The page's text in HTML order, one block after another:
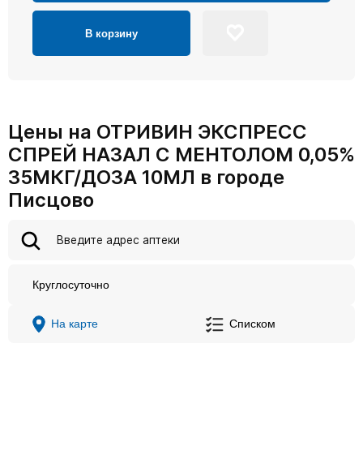
В корзину
Цены на ОТРИВИН ЭКСПРЕСС
СПРЕЙ НАЗАЛ С МЕНТОЛОМ 0,05%
35МКГ/ДОЗА 10МЛ в городе
Писцово
Круглосуточно
На карте Списком